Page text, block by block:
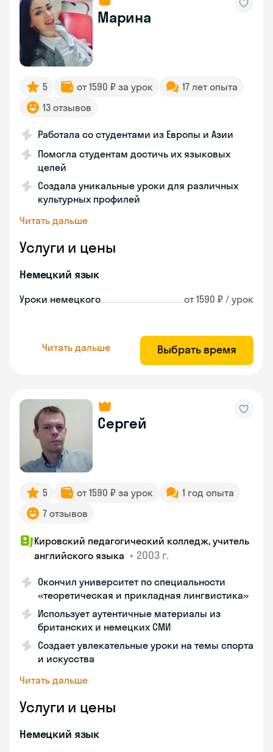
Марина
5 от 1590 ₽ за урок
17 лет опыта
13 отзывов
Работала со студентами из Европы и Азии
Помогла студентам достичь их языковых
целей
Создала уникальные уроки для различных
культурных профилей
Читать дальше
Услуги и цены
Немецкий язык
Уроки немецкого от 1590 ₽ / урок
Читать дальше Выбрать время
Сергей
5 от 1590 ₽ за урок
1 год опыта
7 отзывов
Кировский педагогический колледж, учитель
английского языка • 2003 г.
Окончил университет по специальности
«теоретическая и прикладная лингвистика»
Использует аутентичные материалы из
британских и немецких СМИ
Создает увлекательные уроки на темы спорта
и искусства
Читать дальше
Услуги и цены
Немецкий язык